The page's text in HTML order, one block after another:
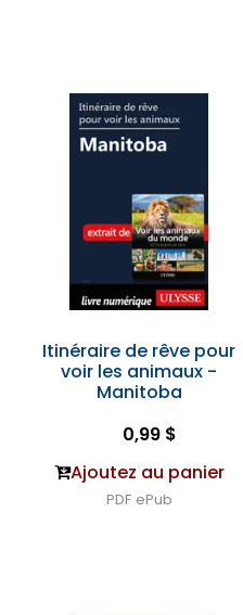
Itinéraire de rêve pour
voir les animaux -
Manitoba
0,99 $
Ajoutez au panier
PDF ePub